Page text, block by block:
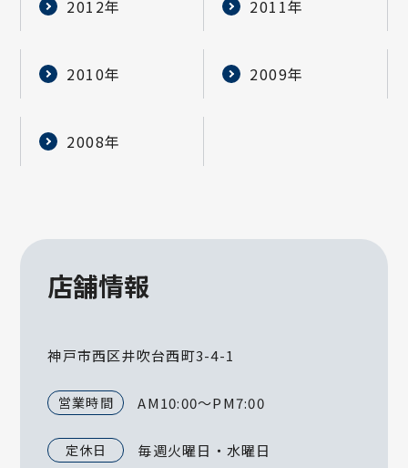
2012年 2011年
2010年 2009年
2008年
店舗情報
神戸市西区井吹台西町3-4-1
営業時間 AM10:00～PM7:00
定休日 毎週火曜日・水曜日